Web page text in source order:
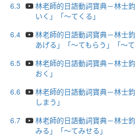
6.3
林老師的日語動詞寶典－林
いく」「～てくる」
6.4
林老師的日語動詞寶典－林
あげる」「～てもらう」「～て
6.5
林老師的日語動詞寶典－林
おく」
6.6
林老師的日語動詞寶典－林
しまう」
6.7
林老師的日語動詞寶典－林
みる」「～てみせる」